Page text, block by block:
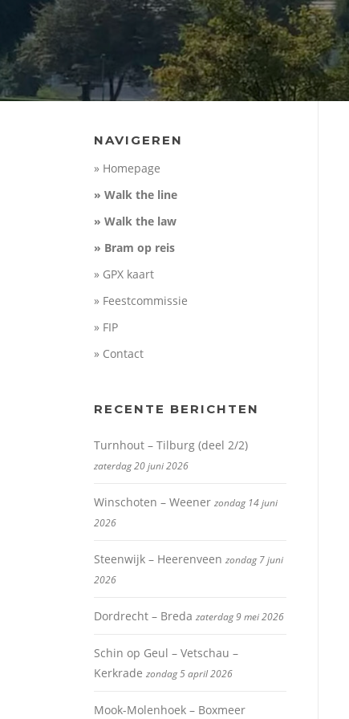
NAVIGEREN
» Homepage
» Walk the line
» Walk the law
» Bram op reis
» GPX kaart
» Feestcommissie
» FIP
» Contact
RECENTE BERICHTEN
Turnhout – Tilburg (deel 2/2)
zaterdag 20 juni 2026
Winschoten – Weener zondag 14 juni
2026
Steenwijk – Heerenveen zondag 7 juni
2026
Dordrecht – Breda zaterdag 9 mei 2026
Schin op Geul – Vetschau –
Kerkrade zondag 5 april 2026
Mook-Molenhoek – Boxmeer